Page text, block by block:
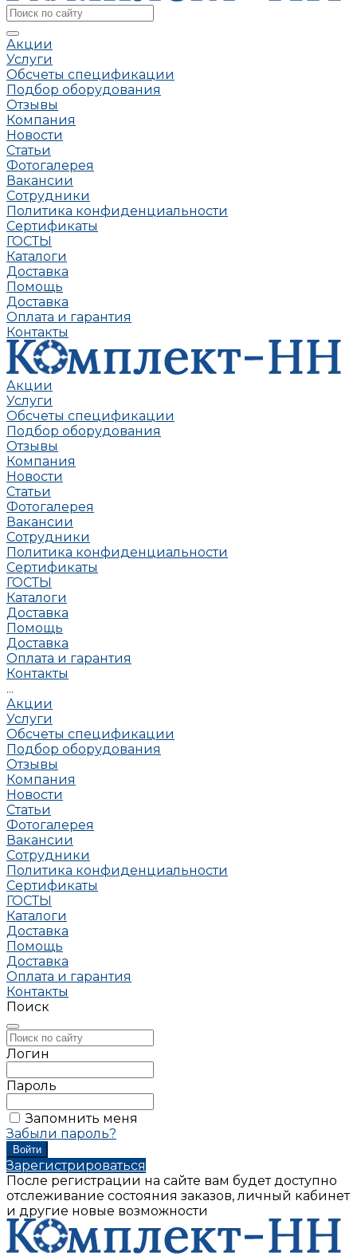
Акции
Услуги
Обсчеты спецификации
Подбор оборудования
Отзывы
Компания
Новости
Статьи
Фотогалерея
Вакансии
Сотрудники
Политика конфиденциальности
Сертификаты
ГОСТЫ
Каталоги
Доставка
Помощь
Доставка
Оплата и гарантия
Контакты
Акции
Услуги
Обсчеты спецификации
Подбор оборудования
Отзывы
Компания
Новости
Статьи
Фотогалерея
Вакансии
Сотрудники
Политика конфиденциальности
Сертификаты
ГОСТЫ
Каталоги
Доставка
Помощь
Доставка
Оплата и гарантия
Контакты
...
Акции
Услуги
Обсчеты спецификации
Подбор оборудования
Отзывы
Компания
Новости
Статьи
Фотогалерея
Вакансии
Сотрудники
Политика конфиденциальности
Сертификаты
ГОСТЫ
Каталоги
Доставка
Помощь
Доставка
Оплата и гарантия
Контакты
Поиск
Логин
Пароль
Запомнить меня
Забыли пароль?
Зарегистрироваться
После регистрации на сайте вам будет доступно
отслеживание состояния заказов, личный кабинет
и другие новые возможности